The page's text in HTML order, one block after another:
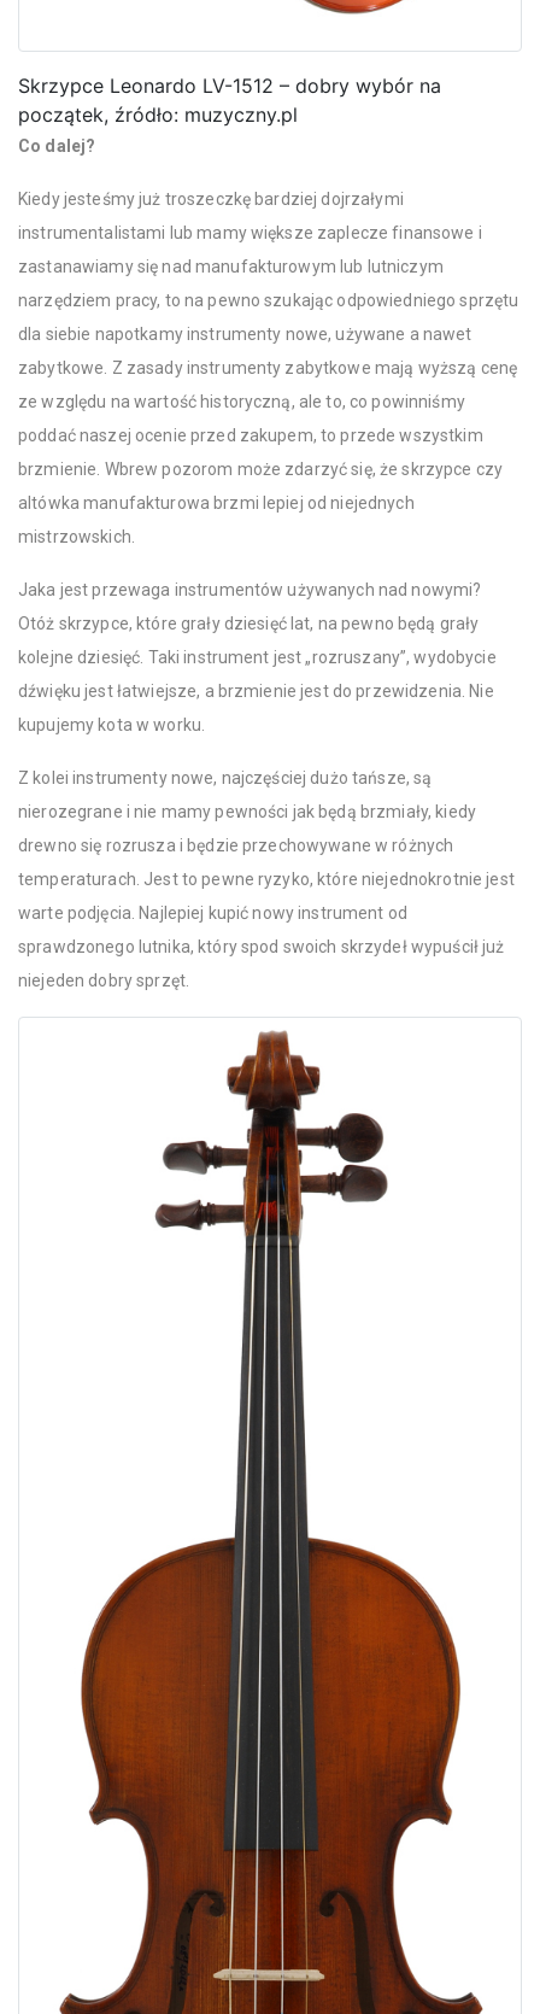
Skrzypce Leonardo LV-1512 – dobry wybór na
początek, źródło: muzyczny.pl
Co dalej?
Kiedy jesteśmy już troszeczkę bardziej dojrzałymi
instrumentalistami lub mamy większe zaplecze finansowe i
zastanawiamy się nad manufakturowym lub lutniczym
narzędziem pracy, to na pewno szukając odpowiedniego sprzętu
dla siebie napotkamy instrumenty nowe, używane a nawet
zabytkowe. Z zasady instrumenty zabytkowe mają wyższą cenę
ze względu na wartość historyczną, ale to, co powinniśmy
poddać naszej ocenie przed zakupem, to przede wszystkim
brzmienie. Wbrew pozorom może zdarzyć się, że skrzypce czy
altówka manufakturowa brzmi lepiej od niejednych
mistrzowskich.
Jaka jest przewaga instrumentów używanych nad nowymi?
Otóż skrzypce, które grały dziesięć lat, na pewno będą grały
kolejne dziesięć. Taki instrument jest „rozruszany”, wydobycie
dźwięku jest łatwiejsze, a brzmienie jest do przewidzenia. Nie
kupujemy kota w worku.
Z kolei instrumenty nowe, najczęściej dużo tańsze, są
nierozegrane i nie mamy pewności jak będą brzmiały, kiedy
drewno się rozrusza i będzie przechowywane w różnych
temperaturach. Jest to pewne ryzyko, które niejednokrotnie jest
warte podjęcia. Najlepiej kupić nowy instrument od
sprawdzonego lutnika, który spod swoich skrzydeł wypuścił już
niejeden dobry sprzęt.